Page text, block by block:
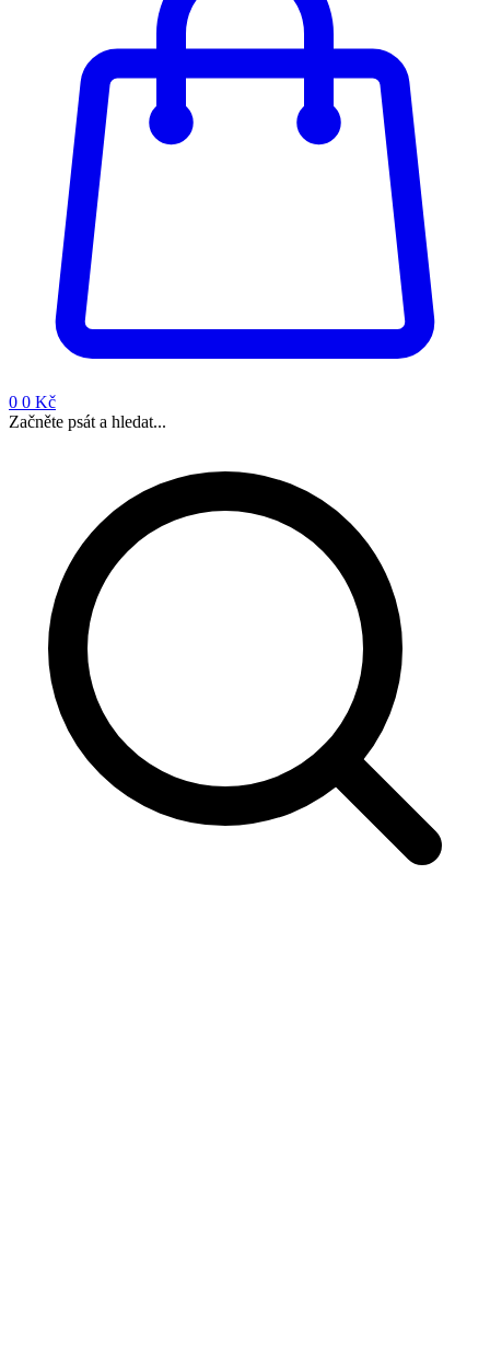
0 0 Kč
Začněte psát a hledat...